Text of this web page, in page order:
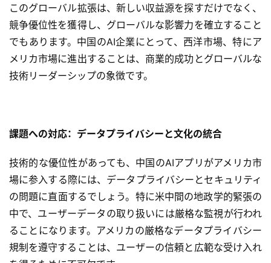
導
入
ク
ラ
入
3
D
プ
リ
ン
ト
サ
このグローバル拡張は、新しい収益源を探すだけでなく、
競争優位性を獲得し、グローバルな影響力を確立すること
でもあります。中国のAI企業にとって、西洋市場、特にア
メリカ市場に進出することは、商業的成功とグローバルな
技術リーダーシップの象徴です。
課題への対応：データプライバシーと文化の統合
技術的な優位性があっても、中国のAIアプリがアメリカ市
場に参入する際には、データプライバシーとセキュリティ
の問題に直面するでしょう。特に米中間の地政学的緊張の
中で、ユーザーデータの取り扱いには厳格な監視が行われ
ることになります。アメリカの厳格なデータプライバシー
規制を遵守することは、ユーザーの信頼と広範な受け入れ